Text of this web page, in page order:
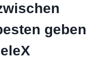
geben